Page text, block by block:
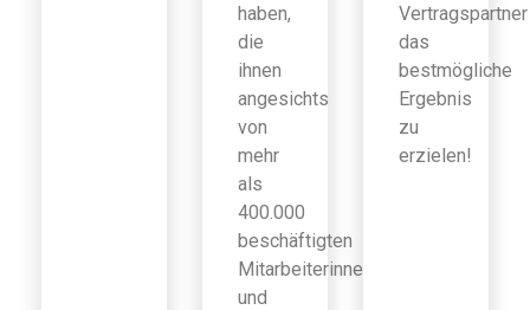
haben,
die
ihnen
angesichts
von
mehr
als
400.000
beschäftigten
Mitarbeiterinnen
und
Vertragspartner
das
bestmögliche
Ergebnis
zu
erzielen!